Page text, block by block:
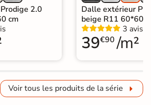
2.0
cm
Dalle extérieur
beige R11 60*60
3 avis
39€90 /m²
Voir tous les produits de la série